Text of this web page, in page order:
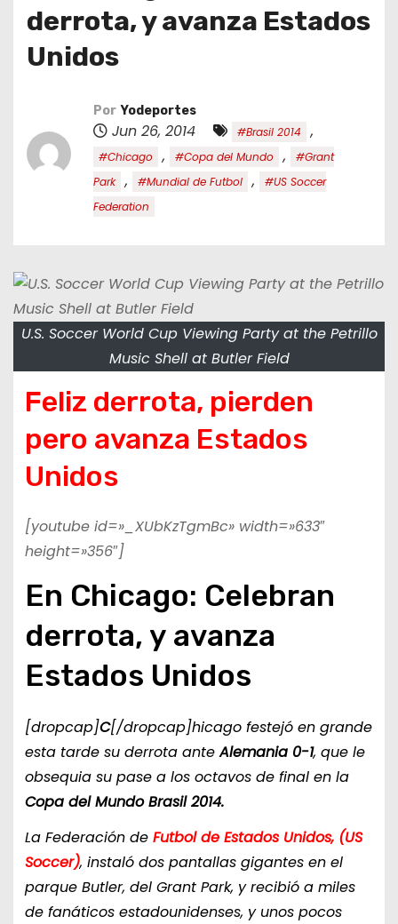
derrota, y avanza Estados
Unidos
Por Yodeportes
Jun 26, 2014 #Brasil 2014 ,
#Chicago , #Copa del Mundo ,
#Grant
Park
, #Mundial de Futbol ,
#US Soccer
Federation
U.S. Soccer World Cup Viewing Party at the Petrillo
Music Shell at Butler Field
Feliz derrota, pierden
pero avanza Estados
Unidos
[youtube id=»_XUbKzTgmBc» width=»633″
height=»356″]
En Chicago: Celebran
derrota, y avanza
Estados Unidos
[dropcap]C[/dropcap]hicago festejó en grande
esta tarde su derrota anteAlemania 0-1, que le
obsequia su pase a los octavos de final en la
Copa del Mundo Brasil 2014.
La Federación de Futbol de Estados Unidos, (US
Soccer), instaló dos pantallas gigantes en el
parque Butler, del Grant Park, y recibió a miles
de fanáticos estadounidenses, y unos pocos